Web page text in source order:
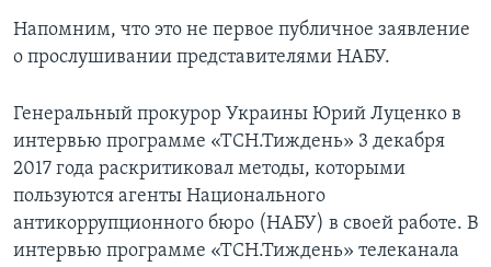
Напомним, что это не первое публичное заявление
о прослушивании представителями НАБУ.
Генеральный прокурор Украины Юрий Луценко в
интервью программе «ТСН.Тиждень» 3 декабря
2017 года раскритиковал методы, которыми
пользуются агенты Национального
антикоррупционного бюро (НАБУ) в своей работе. В
интервью программе «ТСН.Тиждень» телеканала